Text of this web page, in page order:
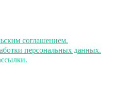
соглашением.
персональных данных.